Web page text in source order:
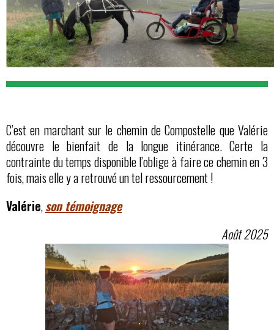
C’est en marchant sur le chemin de Compostelle que Valérie
découvre le bienfait de la longue itinérance. Certe la
contrainte du temps disponible l’oblige à faire ce chemin en 3
fois, mais elle y a retrouvé un tel ressourcement !
Valérie,son témoignage
Août 2025